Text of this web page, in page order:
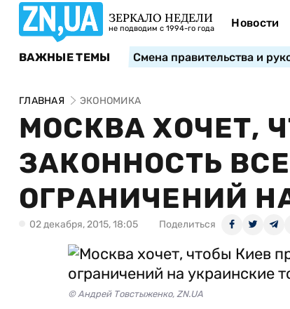
ЗЕРКАЛО НЕДЕЛИ
не подводим с 1994-го года Новости
ВАЖНЫЕ ТЕМЫ Смена правительства и
ГЛАВНАЯ ЭКОНОМИКА
МОСКВА ХОЧЕТ,
ЗАКОННОСТЬ
ОГРАНИЧЕНИЙ
02 декабря, 2015, 18:05 Поделиться
© Андрей Товстыженко, ZN.UA